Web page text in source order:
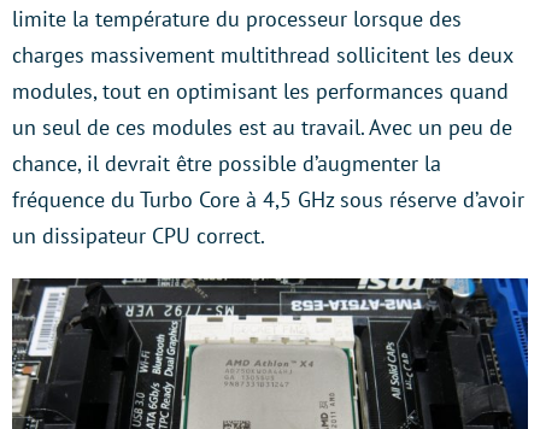
limite la température du processeur lorsque des
charges massivement multithread sollicitent les deux
modules, tout en optimisant les performances quand
un seul de ces modules est au travail. Avec un peu de
chance, il devrait être possible d’augmenter la
fréquence du Turbo Core à 4,5 GHz sous réserve d’avoir
un dissipateur CPU correct.